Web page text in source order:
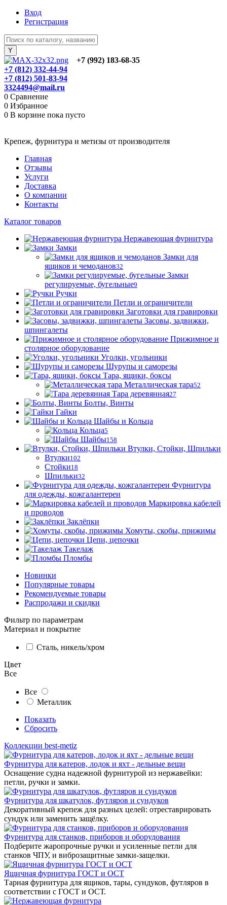
Вход
Регистрация
+7 (992) 183-68-35
+7 (812) 332-44-94
+7 (812) 501-83-94
3324494@mail.ru
0 Сравнение
0 Избранное
0 В корзине пока пусто
Крепеж, фурнитура и метизы от производителя
Главная
Отзывы
Услуги
Доставка
О компании
Контакты
Каталог товаров
Нержавеющая фурнитура
Замки
Замки для
ящиков и чемоданов32
Замки
регулируемые, бугельные9
Ручки
Петли и ограничители
Заготовки для гравировки
Засовы, задвижки,
шпингалеты
Прижимное и
столярное оборудование
Уголки, угольники
Шурупы и саморезы
Тара, ящики, боксы
Металлическая тара52
Тара деревянная27
Болты, Винты
Гайки
Шайбы и Кольца
Кольца5
Шайбы158
Втулки, Стойки, Шпильки
Втулки102
Стойки18
Шпильки32
Фурнитура
для одежды, кожгалантереи
Маркировка кабелей
и проводов
Заклёпки
Хомуты, скобы, прижимы
Цепи, цепочки
Такелаж
Пломбы
Новинки
Популярные товары
Рекомендуемые товары
Распродажи и скидки
Фильтр по параметрам
Материал и покрытие
Сталь, никель/хром
Цвет
Все
Все
Металлик
Показать
Сбросить
Коллекции best-metiz
Фурнитура для катеров, лодок и яхт - дельные вещи
Оснащение судна надежной фурнитурой из нержавейки:
петли, ручки и замки.
Фурнитура для шкатулок, футляров и сундуков
Декоративный крепеж для разных целей: отреставрировать
сундук или заменить защёлку.
Фурнитура для станков, приборов и оборудования
Подберите жаропрочные ручки и усиленные петли для
станков ЧПУ, и виброзащитные замки-защелки.
Ящичная фурнитура ГОСТ и ОСТ
Тарная фурнитура для ящиков, тары, сундуков, футляров в
соответствии с ГОСТ и ОСТ.